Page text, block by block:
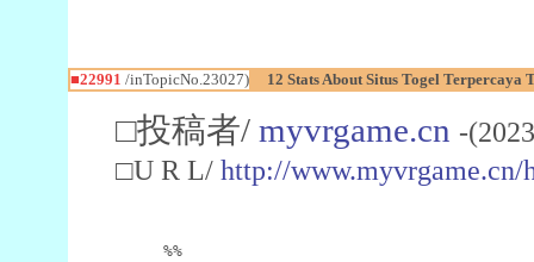
■22991 /inTopicNo.23027) 12 Stats About Situs Togel Terpercaya
□投稿者/ myvrgame.cn -
□U R L/ http://www.myvrgame.cn/
%%